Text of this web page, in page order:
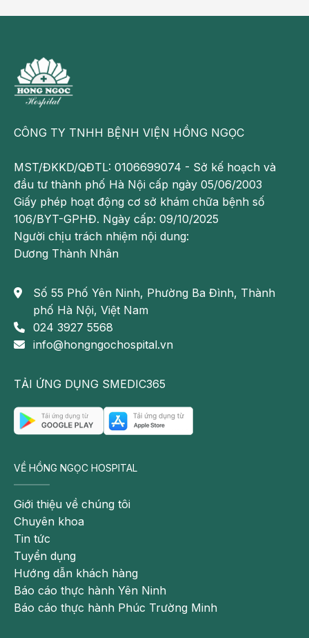
CÔNG TY TNHH BỆNH VIỆN HỒNG NGỌC
MST/ĐKKD/QĐTL: 0106699074 - Sở kế hoạch và
đầu tư thành phố Hà Nội cấp ngày 05/06/2003
Giấy phép hoạt động cơ sở khám chữa bệnh số
106/BYT-GPHĐ. Ngày cấp: 09/10/2025
Người chịu trách nhiệm nội dung:
Dương Thành Nhân
Số 55 Phố Yên Ninh, Phường Ba Đình, Thành
phố Hà Nội, Việt Nam
024 3927 5568
info@hongngochospital.vn
TẢI ỨNG DỤNG SMEDIC365
VỀ HỒNG NGỌC HOSPITAL
Giới thiệu về chúng tôi
Chuyên khoa
Tin tức
Tuyển dụng
Hướng dẫn khách hàng
Báo cáo thực hành Yên Ninh
Báo cáo thực hành Phúc Trường Minh